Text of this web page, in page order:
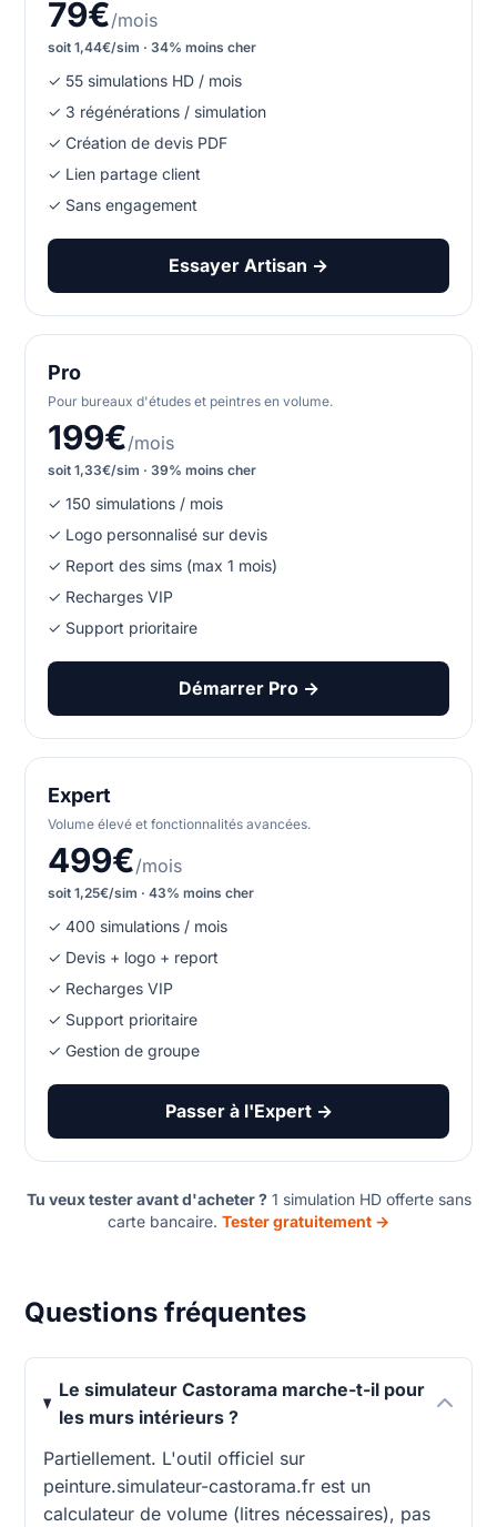
79€/mois
soit 1,44€/sim · 34% moins cher
✓ 55 simulations HD / mois
✓ 3 régénérations / simulation
✓ Création de devis PDF
✓ Lien partage client
✓ Sans engagement
Essayer Artisan →
Pro
Pour bureaux d'études et peintres en volume.
199€/mois
soit 1,33€/sim · 39% moins cher
✓ 150 simulations / mois
✓ Logo personnalisé sur devis
✓ Report des sims (max 1 mois)
✓ Recharges VIP
✓ Support prioritaire
Démarrer Pro →
Expert
Volume élevé et fonctionnalités avancées.
499€/mois
soit 1,25€/sim · 43% moins cher
✓ 400 simulations / mois
✓ Devis + logo + report
✓ Recharges VIP
✓ Support prioritaire
✓ Gestion de groupe
Passer à l'Expert →
Tu veux tester avant d'acheter ?1 simulation HD offerte sans
carte bancaire. Tester gratuitement →
Questions fréquentes
Le simulateur Castorama marche-t-il pour
les murs intérieurs ?
Partiellement. L'outil officiel sur
peinture.simulateur-castorama.fr est un
calculateur de volume (litres nécessaires), pas